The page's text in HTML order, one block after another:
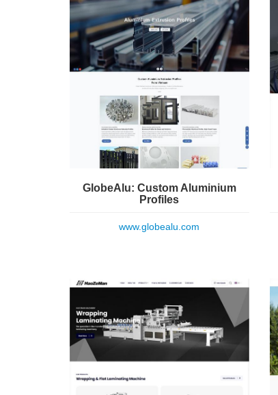
GlobeAlu: Custom Aluminium
Profiles
www.globealu.com